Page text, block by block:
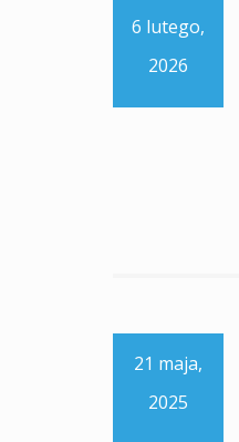
6 lutego,
2026
21 maja,
2025